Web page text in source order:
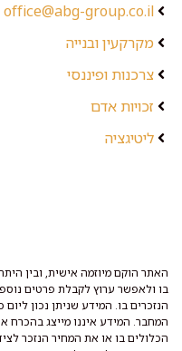
office@abg-group.co.il
מקרקעין ובנייה
צרכנות ופיננסי
זכויות אדם
ליטיגציה
האתר הוקם מיוזמה אישית, ובין
בו ולאפשר ערוץ לקבלת פרטים
הנזכרים בו. המידע שניתן נכון
המחבר. המידע איננו מייצג
הכלולים בו או את המחיר הנזכר